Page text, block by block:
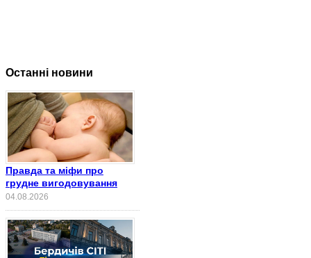
Останні новини
Правда та міфи про
грудне вигодовування
04.08.2026